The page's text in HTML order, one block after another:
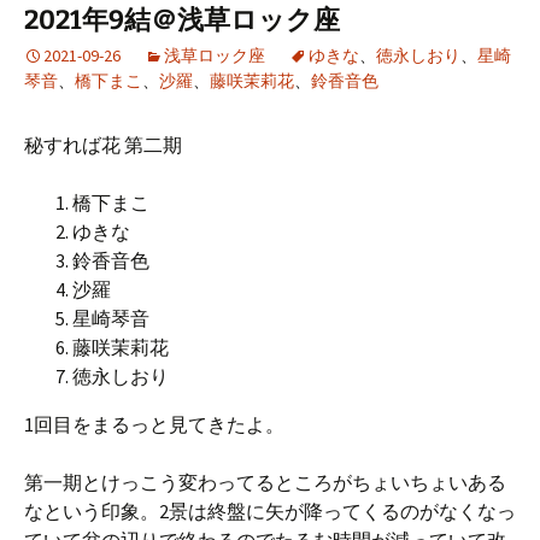
2021年9結＠浅草ロック座
2021-09-26 浅草ロック座 ゆきな、 徳永しおり 、 星崎
琴音、 橋下まこ 、 沙羅、 藤咲茉莉花、 鈴香音色
秘すれば花 第二期
橋下まこ
ゆきな
鈴香音色
沙羅
星崎琴音
藤咲茉莉花
徳永しおり
1回目をまるっと見てきたよ。
第一期とけっこう変わってるところがちょいちょいある
なという印象。2景は終盤に矢が降ってくるのがなくなっ